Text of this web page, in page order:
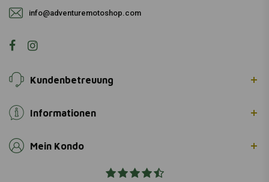
info@adventuremotoshop.com
Kundenbetreuung
Informationen
Mein Kondo